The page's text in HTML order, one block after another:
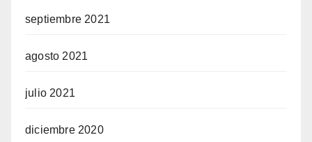
septiembre 2021
agosto 2021
julio 2021
diciembre 2020